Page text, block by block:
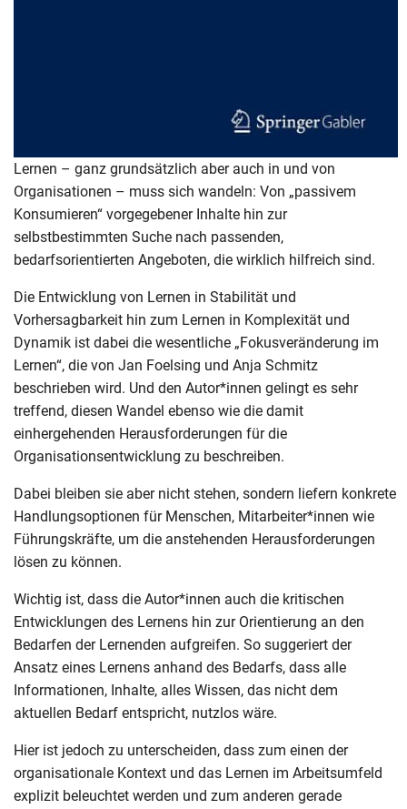
Lernen – ganz grundsätzlich aber auch in und von
Organisationen – muss sich wandeln: Von „passivem
Konsumieren“ vorgegebener Inhalte hin zur
selbstbestimmten Suche nach passenden,
bedarfsorientierten Angeboten, die wirklich hilfreich sind.
Die Entwicklung von Lernen in Stabilität und
Vorhersagbarkeit hin zum Lernen in Komplexität und
Dynamik ist dabei die wesentliche „Fokusveränderung im
Lernen“, die von Jan Foelsing und Anja Schmitz
beschrieben wird. Und den Autor*innen gelingt es sehr
treffend, diesen Wandel ebenso wie die damit
einhergehenden Herausforderungen für die
Organisationsentwicklung zu beschreiben.
Dabei bleiben sie aber nicht stehen, sondern liefern konkrete
Handlungsoptionen für Menschen, Mitarbeiter*innen wie
Führungskräfte, um die anstehenden Herausforderungen
lösen zu können.
Wichtig ist, dass die Autor*innen auch die kritischen
Entwicklungen des Lernens hin zur Orientierung an den
Bedarfen der Lernenden aufgreifen. So suggeriert der
Ansatz eines Lernens anhand des Bedarfs, dass alle
Informationen, Inhalte, alles Wissen, das nicht dem
aktuellen Bedarf entspricht, nutzlos wäre.
Hier ist jedoch zu unterscheiden, dass zum einen der
organisationale Kontext und das Lernen im Arbeitsumfeld
explizit beleuchtet werden und zum anderen gerade